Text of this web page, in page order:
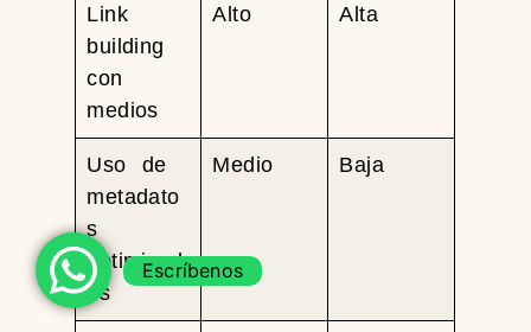
Link
building
con
medios
Alto Alta
Uso de
metadato
s
optimizad
os
Medio Baja
Escríbenos